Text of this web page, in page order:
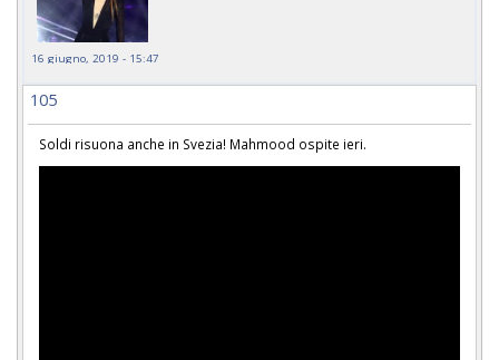
16 giugno, 2019 - 15:47
105
Soldi risuona anche in Svezia! Mahmood ospite ieri.